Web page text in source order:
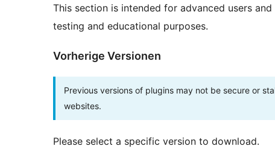
This section is intended for advanced users
testing and educational purposes.
Vorherige Versionen
Previous versions of plugins may not be secure or
websites.
Please select a specific version to download.